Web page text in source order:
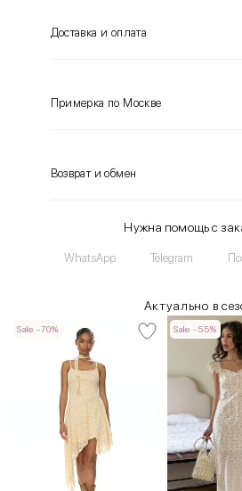
Доставка и оплата
Примерка по Москве
Возврат и обмен
Нужна помощь с
WhatsApp Telegram
Актуально в
Sale -70% Sale -55%